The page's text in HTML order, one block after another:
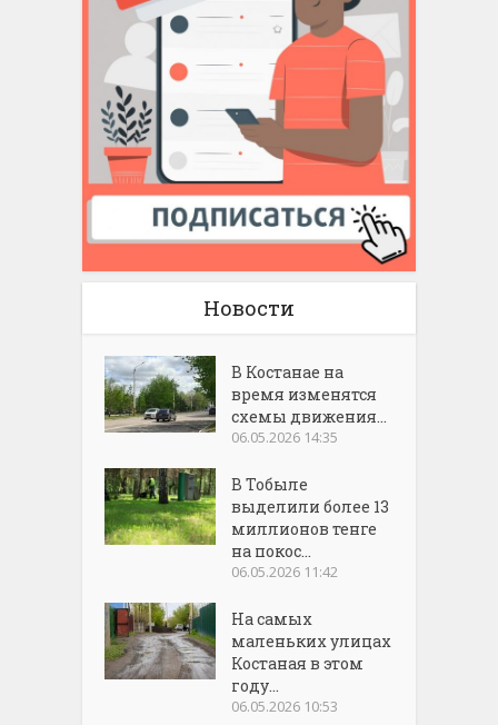
Новости
В Костанае на
время изменятся
схемы движения...
06.05.2026 14:35
В Тобыле
выделили более 13
миллионов тенге
на покос...
06.05.2026 11:42
На самых
маленьких улицах
Костаная в этом
году...
06.05.2026 10:53